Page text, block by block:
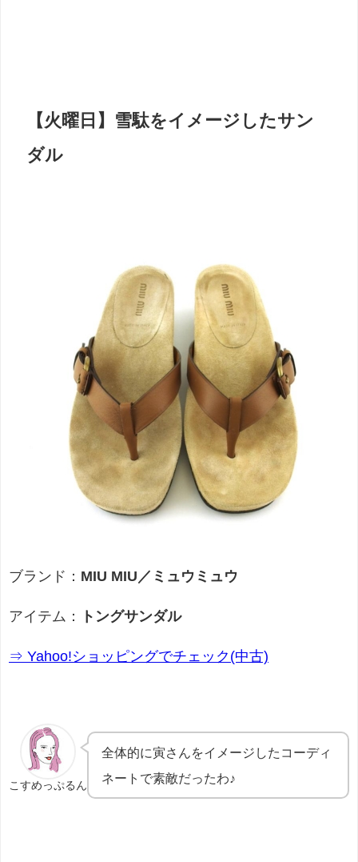
【火曜日】雪駄をイメージしたサン
ダル
ブランド： MIU MIU／ミュウミュウ
アイテム： トングサンダル
⇒ Yahoo!ショッピングでチェック(中古)
こすめっぷるん
全体的に寅さんをイメージしたコーディ
ネートで素敵だったわ♪